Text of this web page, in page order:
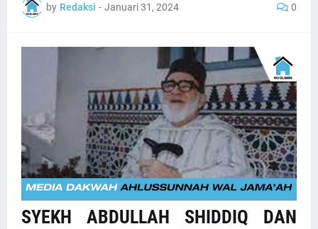
by Redaksi - Januari 31, 2024 0
SYEKH ABDULLAH SHIDDIQ DAN